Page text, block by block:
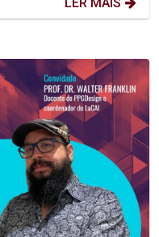
LER MAIS